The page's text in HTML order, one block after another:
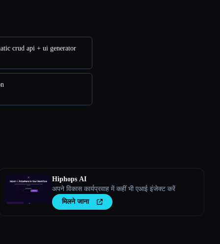
crud api + ui generator
Hiphops AI
अपने विकास कार्यप्रवाह में कहीं भी एआई इंजेक्ट करें
मिलने जाना